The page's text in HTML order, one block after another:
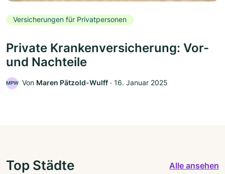
Versicherungen für Privatpersonen
Private Krankenversicherung: Vor-
und Nachteile
MPW Von Maren Pätzold-Wulff ‧ 16. Januar 2025
Top Städte Alle ansehen